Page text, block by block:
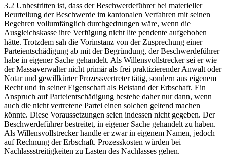
3.2 Unbestritten ist, dass der Beschwerdeführer bei materieller
Beurteilung der Beschwerde im kantonalen Verfahren mit seinen
Begehren vollumfänglich durchgedrungen wäre, wenn die
Ausgleichskasse ihre Verfügung nicht lite pendente aufgehoben
hätte. Trotzdem sah die Vorinstanz von der Zusprechung einer
Parteientschädigung ab mit der Begründung, der Beschwerdeführer
habe in eigener Sache gehandelt. Als Willensvollstrecker sei er wie
der Massaverwalter nicht primär als frei praktizierender Anwalt oder
Notar und gewillkürter Prozessvertreter tätig, sondern aus eigenem
Recht und in seiner Eigenschaft als Beistand der Erbschaft. Ein
Anspruch auf Parteientschädigung bestehe daher nur dann, wenn
auch die nicht vertretene Partei einen solchen geltend machen
könnte. Diese Voraussetzungen seien indessen nicht gegeben. Der
Beschwerdeführer bestreitet, in eigener Sache gehandelt zu haben.
Als Willensvollstrecker handle er zwar in eigenem Namen, jedoch
auf Rechnung der Erbschaft. Prozesskosten würden bei
Nachlassstreitigkeiten zu Lasten des Nachlasses gehen.